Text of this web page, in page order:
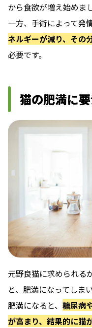
から食欲が増え始めま
一方、手術によって発
ネルギーが減り、その
必要です。
猫の肥満に要
元野良猫に求められる
と、肥満になってしまい
肥満になると、 糖尿病
が高まり、結果的に猫